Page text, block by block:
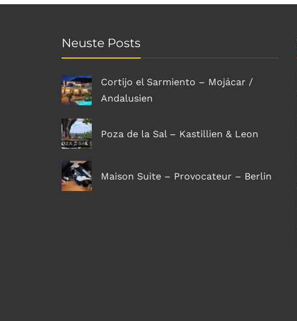
Neuste Posts
Cortijo el Sarmiento – Mojácar /
Andalusien
Poza de la Sal – Kastillien & Leon
Maison Suite – Provocateur – Berlin